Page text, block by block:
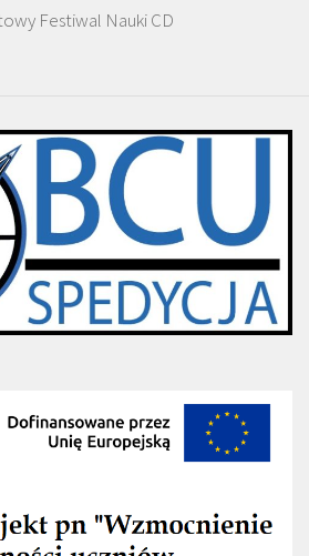
Festiwal Nauki CD